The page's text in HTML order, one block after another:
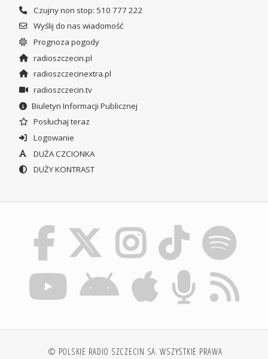
Czujny non stop: 510 777 222
Wyślij do nas wiadomość
Prognoza pogody
radioszczecin.pl
radioszczecinextra.pl
radioszczecin.tv
Biuletyn Informacji Publicznej
Posłuchaj teraz
Logowanie
DUŻA CZCIONKA
DUŻY KONTRAST
© POLSKIE RADIO SZCZECIN SA. WSZYSTKIE PRAWA